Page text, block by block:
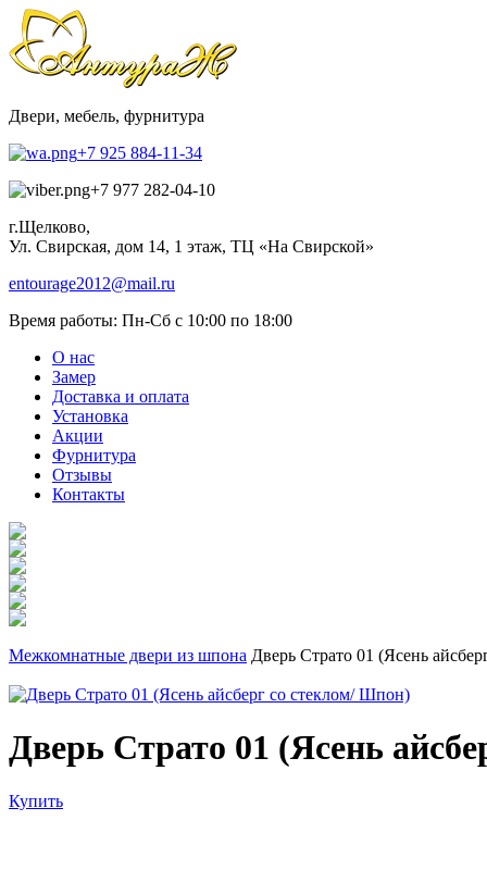
Двери, мебель, фурнитура
+7 925 884-11-34
+7 977 282-04-10
г.Щелково,
Ул. Свирская, дом 14, 1 этаж, ТЦ «На Свирской»
entourage2012@mail.ru
Время работы: Пн-Сб с 10:00 по 18:00
О нас
Замер
Доставка и оплата
Установка
Акции
Фурнитура
Отзывы
Контакты
Межкомнатные двери из шпона Дверь Страто 01 (Ясень
Дверь Страто 01 (Ясень
Купить